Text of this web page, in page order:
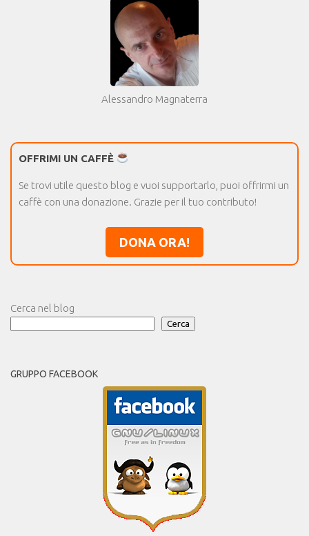
Alessandro Magnaterra
OFFRIMI UN CAFFÈ
Se trovi utile questo blog e vuoi supportarlo, puoi offrirmi un
caffè con una donazione. Grazie per il tuo contributo!
DONA ORA!
Cerca nel blog
Cerca
GRUPPO FACEBOOK